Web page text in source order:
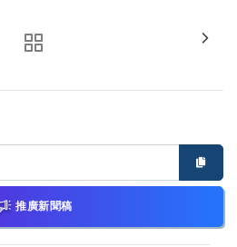
推廣新聞稿